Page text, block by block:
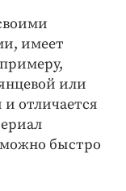
имеет
или
отличается
быстро